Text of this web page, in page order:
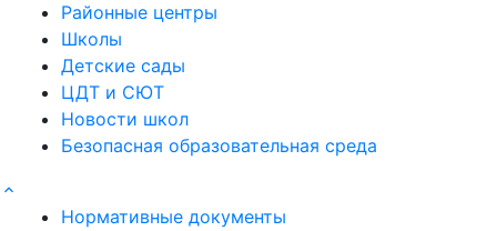
Районные центры
Школы
Детские сады
ЦДТ и СЮТ
Новости школ
Безопасная образовательная среда
Нормативные документы